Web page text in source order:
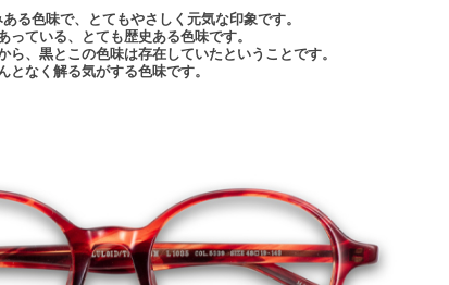
る色味で、とてもやさしく元気な印象です。
ている、とても歴史ある色味です。
、黒とこの色味は存在していたということです。
なく解る気がする色味です。